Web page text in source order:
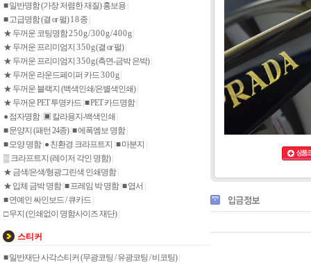
■ 일반명함 (가장 저렴한 재질) 홍보용
■ 고급명함 (결 or 펄) 1 8 종
★ 두꺼운 코팅명함 2 5 0 g / 3 0 0 g / 4 0 0 g|
★ 두꺼운 프리미엄지 3 5 0 g (결 or 펄)|
★ 두꺼운 프리미엄지 3 5 0 g (측면-금박 은박)|
★ 두꺼운 라운드페이퍼 카드 3 0 0 g|
★ 두꺼운 블랙지 (백색인쇄/은별색인쇄)|
★ 두꺼운 PET 투명카드 ■ PET 카드명함|
● 점자명함| ▣ 칼라용지-백색인쇄
■ 문양지 (패턴 24종)| ■ 에폭엠보 명함|
■ 모양 명함| ● 친환경 크라프트지 ■ 마분지
▒ 크라프트지 (레이저 각인 명함)|
★ 금색/은색/형광그린색 인쇄명함|
★ 입체 금박 명함| ■ 프레임 박 명함| ■ 엽서
■ 연예인 싸인보드 / 큐카드
□ 무지 (인쇄없이 명함사이즈 재단)|
스티커
■ 일반재단 사각스티커 (무광코팅 / 유광코팅 / 비코팅)|